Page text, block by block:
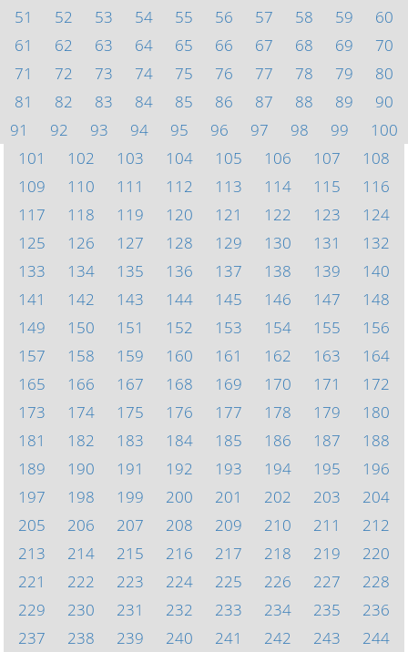
51
52 53 54 55 56 57 58 59
60
61
62 63 64 65 66 67 68 69
70
71
72 73 74 75 76 77 78 79
80
81
82 83 84 85 86 87 88 89
90
91
92 93 94 95 96 97 98 99
100
101
102 103 104 105 106 107
108
109
110 111 112 113 114 115
116
117
118 119 120 121 122 123
124
125
126 127 128 129 130 131
132
133
134 135 136 137 138 139
140
141
142 143 144 145 146 147
148
149
150 151 152 153 154 155
156
157
158 159 160 161 162 163
164
165
166 167 168 169 170 171
172
173
174 175 176 177 178 179
180
181
182 183 184 185 186 187
188
189
190 191 192 193 194 195
196
197
198 199 200 201 202 203
204
205
206 207 208 209 210 211
212
213
214 215 216 217 218 219
220
221
222 223 224 225 226 227
228
229
230 231 232 233 234 235
236
237
238 239 240 241 242 243
244